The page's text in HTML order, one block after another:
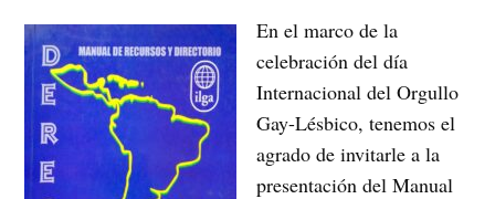
En el marco de la
celebración del día
Internacional del Orgullo
Gay-Lésbico, tenemos el
agrado de invitarle a la
presentación del Manual